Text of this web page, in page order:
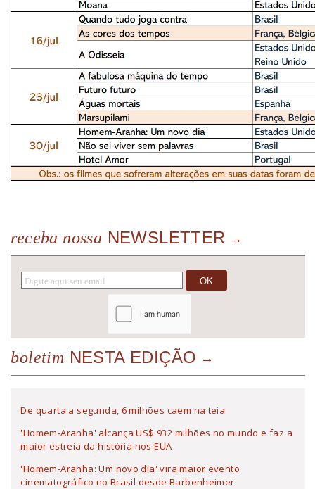
receba nossa NEWSLETTER
boletim NESTA EDIÇÃO
De quarta a segunda, 6 milhões caem na teia
'Homem-Aranha' alcança US$ 932 milhões no mundo e faz a
maior estreia da história nos EUA
'Homem-Aranha: Um novo dia' vira maior evento
cinematográfico no Brasil desde Barbenheimer